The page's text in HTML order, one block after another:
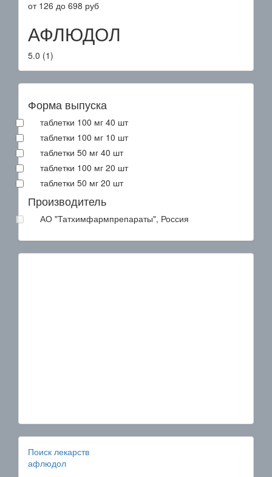
от 126 до 698 руб
АФЛЮДОЛ
5.0 (1)
Форма выпуска
таблетки 100 мг 40 шт
таблетки 100 мг 10 шт
таблетки 50 мг 40 шт
таблетки 100 мг 20 шт
таблетки 50 мг 20 шт
Производитель
АО "Татхимфармпрепараты", Россия
Поиск лекарств
афлюдол